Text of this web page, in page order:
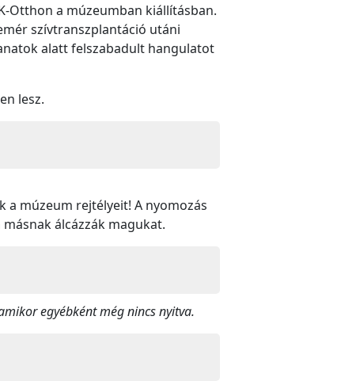
Otthon a múzeumban kiállításban.
szívtranszplantáció utáni
alatt felszabadult hangulatot
lesz.
a múzeum rejtélyeit! A nyomozás
álcázzák magukat.
egyébként még nincs nyitva.